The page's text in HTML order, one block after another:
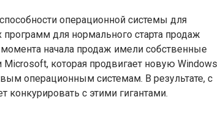
операционной системы для
для нормального старта продаж
момента начала продаж имели собственные
которая продвигает новую Windows
операционным системам. В результате, с
с этими гигантами.